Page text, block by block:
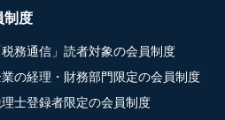
制度
税務通信」読者対象の会員制度
の経理・財務部門限定の会員制度
士登録者限定の会員制度